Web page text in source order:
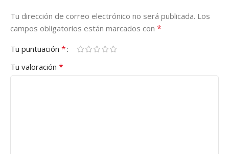
Tu dirección de correo electrónico no será publicada. Los
campos obligatorios están marcados con *
Tu puntuación *
Tu valoración *